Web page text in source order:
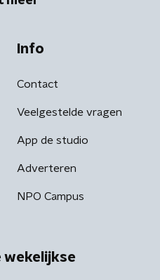
Info
Contact
Veelgestelde vragen
App de studio
Adverteren
NPO Campus
wekelijkse